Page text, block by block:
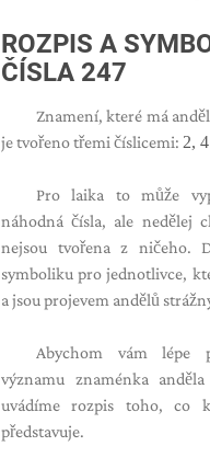
ROZPIS A
ČÍSLA 247
Znamení, které má
je tvořeno třemi číslicemi: 2,
Pro laika to může
náhodná čísla, ale nedělej
nejsou tvořena z ničeho.
symboliku pro jednotlivce,
a jsou projevem andělů
Abychom vám lépe
významu znaménka
uvádíme rozpis toho, co
představuje.